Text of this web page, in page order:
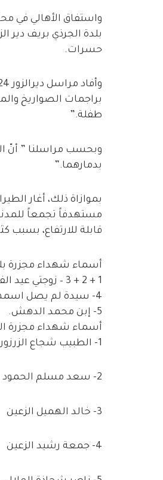
واستفاق الأهالي في
بلدة الجرذي بريف دير
حسرات.
براجمات الصواريخ
طفلة.”
وبحسب مراسلنا ” أنّ
بدمارهما.”
بموازاة ذلك، أغار
قابلة للارتفاع، بسبب
أسماء شهداء مجزرة
1 + 2 + 3 – زوجتي عيد الفهمي المضهور و ابنته.
4- سيدة لم يصل اسمها نازحة من قرية أبو حردوب
5- إبن محمد الدهش.
أسماء شهداء مجزرة
1- الطبيب شجاع الزرزور
2- سعد مسلم الحمود
3- خالد الهميل الزعين
4- جمعة رشيد الزعين